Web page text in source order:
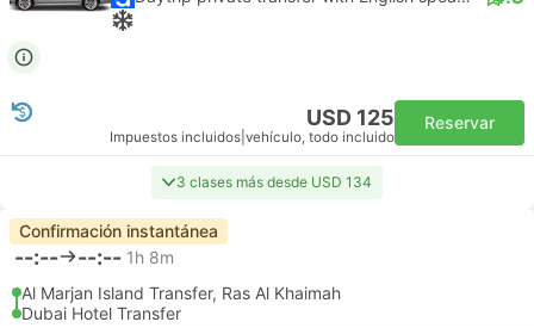
USD 125
Impuestos incluidos vehículo, todo incluido
Reservar
3 clases más desde USD 134
Confirmación instantánea
--:-- --:-- 1h 8m
Al Marjan Island Transfer, Ras Al Khaimah
Dubai Hotel Transfer